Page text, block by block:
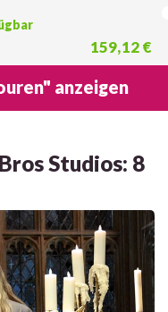
159,12 €
anzeigen
Studios: 8